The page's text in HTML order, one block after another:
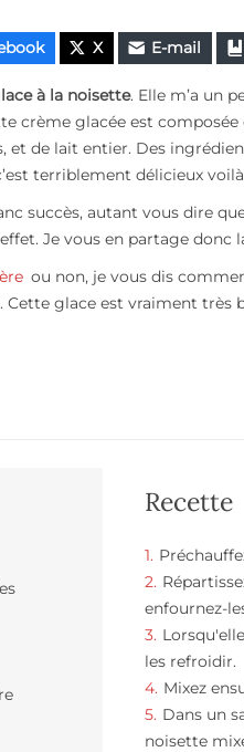
X E-mail
à la noisette. Elle m’a un
crème glacée est
et de lait entier. Des
terriblement délicieux
succès, autant vous dire
Je vous en partage donc
ou non, je vous dis
glace est vraiment très
Recette
enfournez-
les refroidir.
Mixez
Dans un
noisette